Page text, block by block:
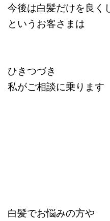
今後は白髪だけを良く
というお客さまは
ひきつづき
私がご相談に乗ります
白髪でお悩みの方や